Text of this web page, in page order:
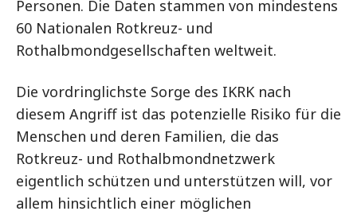
Personen. Die Daten stammen von mindestens
60 Nationalen Rotkreuz- und
Rothalbmondgesellschaften weltweit.
Die vordringlichste Sorge des IKRK nach
diesem Angriff ist das potenzielle Risiko für die
Menschen und deren Familien, die das
Rotkreuz- und Rothalbmondnetzwerk
eigentlich schützen und unterstützen will, vor
allem hinsichtlich einer möglichen